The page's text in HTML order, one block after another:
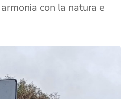
con la natura e